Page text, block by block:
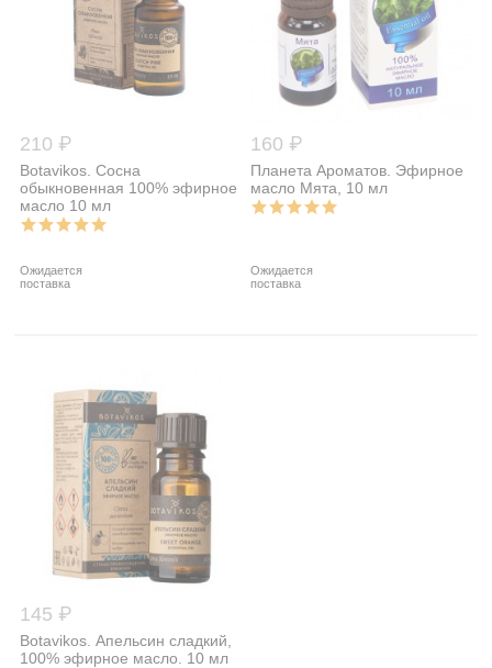
210 ₽
Botavikos. Сосна
обыкновенная 100% эфирное
масло 10 мл
Ожидается
поставка
160 ₽
Планета Ароматов. Эфирное
масло Мята, 10 мл
Ожидается
поставка
145 ₽
Botavikos. Апельсин сладкий,
100% эфирное масло. 10 мл